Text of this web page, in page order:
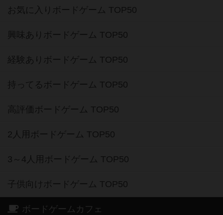
お気に入りボードゲーム TOP50
興味ありボードゲーム TOP50
経験ありボードゲーム TOP50
持ってるボードゲーム TOP50
高評価ボードゲーム TOP50
2人用ボードゲーム TOP50
3～4人用ボードゲーム TOP50
子供向けボードゲーム TOP50
ボードゲームカフェ